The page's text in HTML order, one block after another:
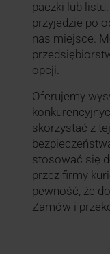
paczki lub
przyjedzie po
nas miejsce.
opcji.
Oferujemy
skorzystać z
stosować się
przez firmy
pewność, że
Zamów i